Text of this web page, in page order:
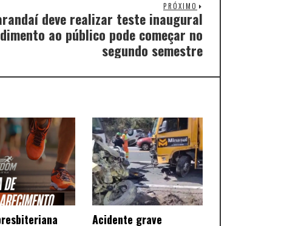
PRÓXIMO
deve realizar teste inaugural
ao público pode começar no
segundo semestre
Acidente grave